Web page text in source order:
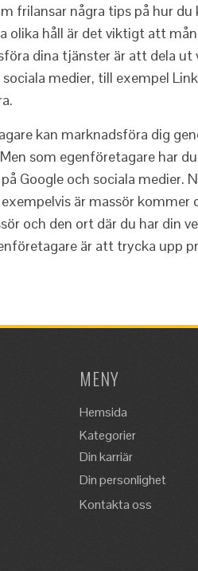
frilansar några tips på hur
olika håll är det viktigt att
dina tjänster är att dela
medier, till exempel
kan marknadsföra dig
som egenföretagare har
Google och sociala medier.
är massör
och den ort där du har din
är att trycka upp
MENY
Hemsida
Kategorier
Din karriär
Din personlighet
Kontakta oss